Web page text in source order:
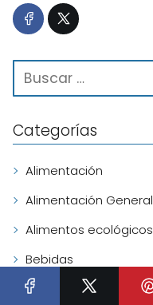
Categorías
Alimentación
Alimentación General
Alimentos ecológicos
Bebidas
Botánica